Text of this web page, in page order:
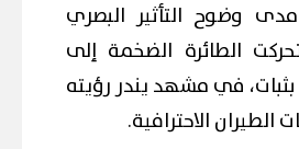
وضوح التأثير البصري
الطائرة الضخمة إلى
في مشهد يندر رؤيته
الاحترافية.